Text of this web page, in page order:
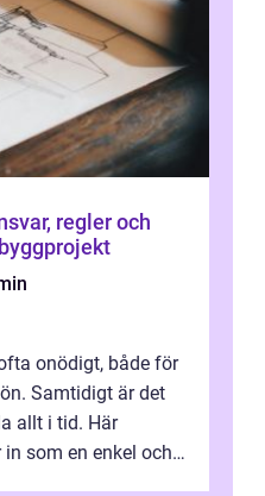
regler och
onödigt, både för
Samtidigt är det
allt i tid. Här
som en enkel och